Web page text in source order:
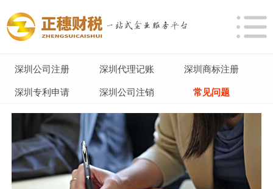
深圳公司注册 深圳代理记账 深圳商标注册
深圳专利申请 深圳公司注销 常见问题